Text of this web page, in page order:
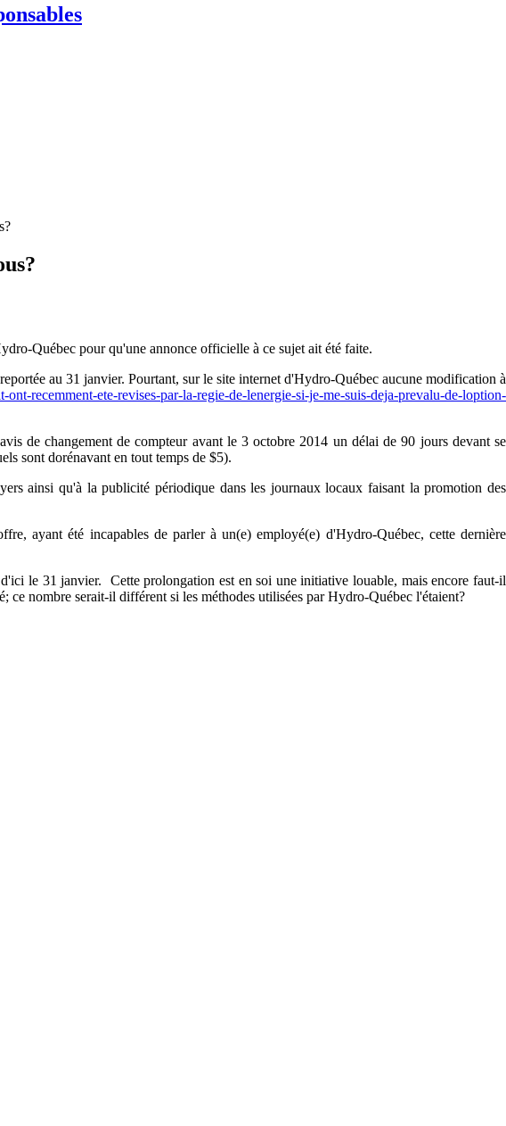
Québec pour qu'une annonce officielle à ce sujet ait été faite.
au 31 janvier. Pourtant, sur le site internet d'Hydro-Québec aucune modification à
recemment-ete-revises-par-la-regie-de-lenergie-si-je-me-suis-deja-prevalu-de-loption-
de changement de compteur avant le 3 octobre 2014 un délai de 90 jours devant se
sont dorénavant en tout temps de $5).
ainsi qu'à la publicité périodique dans les journaux locaux faisant la promotion des
ayant été incapables de parler à un(e) employé(e) d'Hydro-Québec, cette dernière
le 31 janvier. Cette prolongation est en soi une initiative louable, mais encore faut-il
nombre serait-il différent si les méthodes utilisées par Hydro-Québec l'étaient?